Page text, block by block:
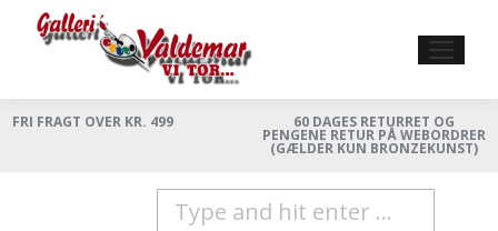
FRI FRAGT OVER KR. 499 60 DAGES RETURRET OG
PENGENE RETUR PÅ WEBORDRER
(GÆLDER KUN BRONZEKUNST)